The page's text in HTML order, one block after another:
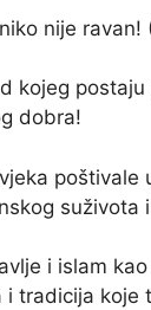
nije ravan!
kojeg postaju
dobra!
poštivale
suživota
i islam
i tradicija koje